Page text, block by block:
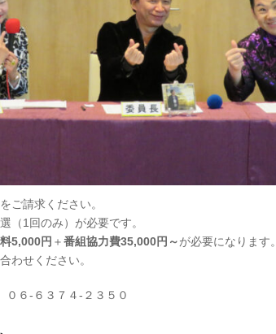
ご請求ください。
（1回のみ）が必要です。
5,000円 ＋番組協力費35,000円～が必要になります。
わせください。
６-６３７４-２３５０